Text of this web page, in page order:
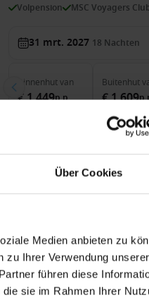
Über Cookies
Medien anbieten zu
zu Ihrer Verwendung unserer
führen diese
sie im Rahmen Ihrer
Volpension MSC Voyagers
31 mrt. 2027 18 Nachten
Binnenhutvan
€ 1.449p.p.
Buitenhut
€ 1.609
de Westerdam
3 jan. 2027 28Nachten
Binnenhutvan Buitenhut